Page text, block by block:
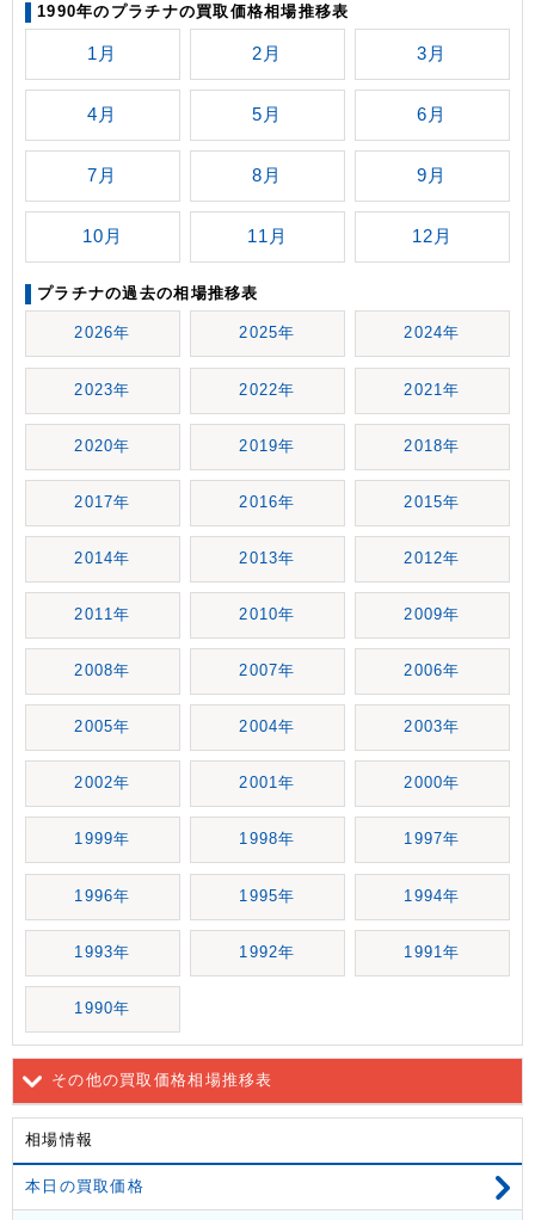
1990年のプラチナの買取価格相場推移表
1月 2月 3月
4月 5月 6月
7月 8月 9月
10月 11月 12月
プラチナの過去の相場推移表
2026年 2025年 2024年
2023年 2022年 2021年
2020年 2019年 2018年
2017年 2016年 2015年
2014年 2013年 2012年
2011年 2010年 2009年
2008年 2007年 2006年
2005年 2004年 2003年
2002年 2001年 2000年
1999年 1998年 1997年
1996年 1995年 1994年
1993年 1992年 1991年
1990年
その他の買取価格相場推移表
相場情報
本日の買取価格